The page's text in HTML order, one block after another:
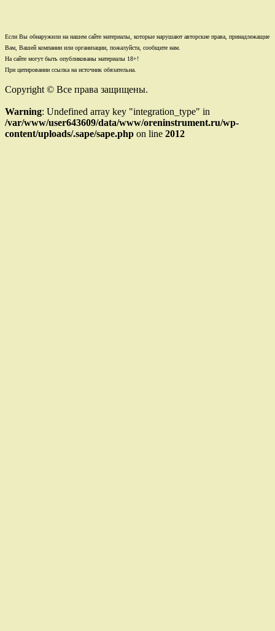
Если Вы обнаружили на нашем сайте материалы, которые нарушают авторские права, принадлежащие
Вам, Вашей компании или организации, пожалуйста, сообщите нам.
На сайте могут быть опубликованы материалы 18+!
При цитировании ссылка на источник обязательна.
Copyright © Все права защищены.
Warning: Undefined array key "integration_type" in
/var/www/user643609/data/www/oreninstrument.ru/wp-
content/uploads/.sape/sape.php on line 2012